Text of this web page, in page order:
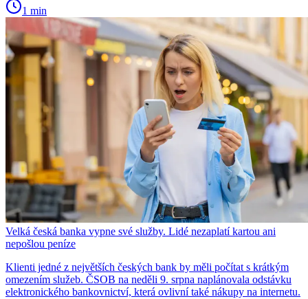
1 min
Velká česká banka vypne své služby. Lidé nezaplatí kartou ani
nepošlou peníze
Klienti jedné z největších českých bank by měli počítat s krátkým
omezením služeb. ČSOB na neděli 9. srpna naplánovala odstávku
elektronického bankovnictví, která ovlivní také nákupy na internetu.